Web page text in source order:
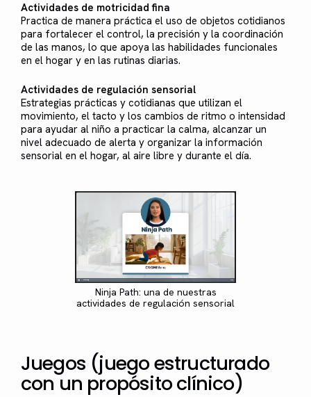
Actividades de motricidad fina
Practica de manera práctica el uso de objetos cotidianos
para fortalecer el control, la precisión y la coordinación
de las manos, lo que apoya las habilidades funcionales
en el hogar y en las rutinas diarias.
Actividades de regulación sensorial
Estrategias prácticas y cotidianas que utilizan el
movimiento, el tacto y los cambios de ritmo o intensidad
para ayudar al niño a practicar la calma, alcanzar un
nivel adecuado de alerta y organizar la información
sensorial en el hogar, al aire libre y durante el día.
Ninja Path: una de nuestras
actividades de regulación sensorial
Juegos (juego estructurado
con un propósito clínico)